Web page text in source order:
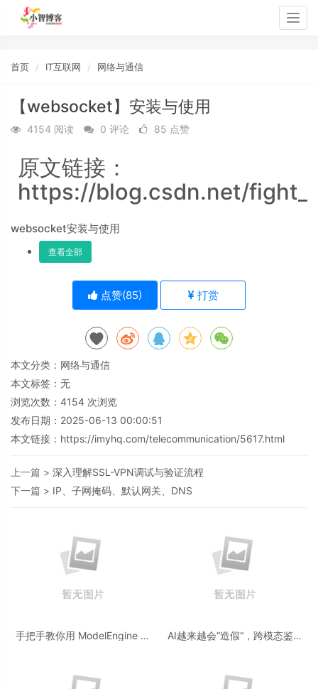
首页 IT互联网 网络与通信
【websocket】安装与使用
4154 阅读 0 评论 85 点赞
原文链接：
https://blog.csdn.net/
websocket安装与使用
查看全部
点赞(85) 打赏
本文分类： 网络与通信
本文标签：无
浏览次数： 4154 次浏览
发布日期：2025-06-13 00:00:51
本文链接： https://imyhq.com/telecommunication/5617.html
上一篇 > 深入理解SSL-VPN调试与验证流程
下一篇 > IP、子网掩码、默认网关、DNS
手把手教你用 ModelEngine 打
AI越来越会“造假“，跨模态鉴伪